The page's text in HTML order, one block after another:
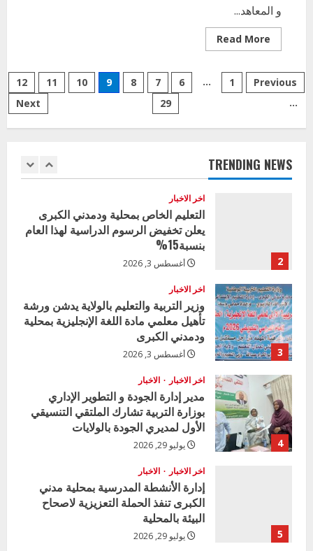
و المعاهد...
Read More
more
يجلسون
للامتحان
الفني
Posts
pagination
Previous
1
…
6
7
8
9
10
11
12
…
29
Next
TRENDING NEWS
5 يوليو 29, 2026
1
اخر الاخبار
2
اخر الاخبار
التعليم الخاص بمحلية ودمدني الكبرى
يعلن تخفيض الرسوم الدراسية لهذا العام
بنسبة15%
أغسطس 3, 2026
3
اخر الاخبار
وزير التربية والتعليم بالولاية يدشن ورشة
تأهيل معلمي مادة اللغة الإنجليزية بمحلية
ودمدني الكبرى
أغسطس 3, 2026
4
اخر الاخبار الاخبار
مدير إدارة الجودة و التطوير الإداري
بوزارة التربية تشارك الملتقي التنسيقي
الأول لمديري الجودة بالولايات
يوليو 29, 2026
5
اخر الاخبار الاخبار
إدارة الأنشطة المدرسية بمحلية مدني
الكبرى تنفذ الحملة التعزيزية لاصحاح
البيئة بالمحلية
يوليو 29, 2026